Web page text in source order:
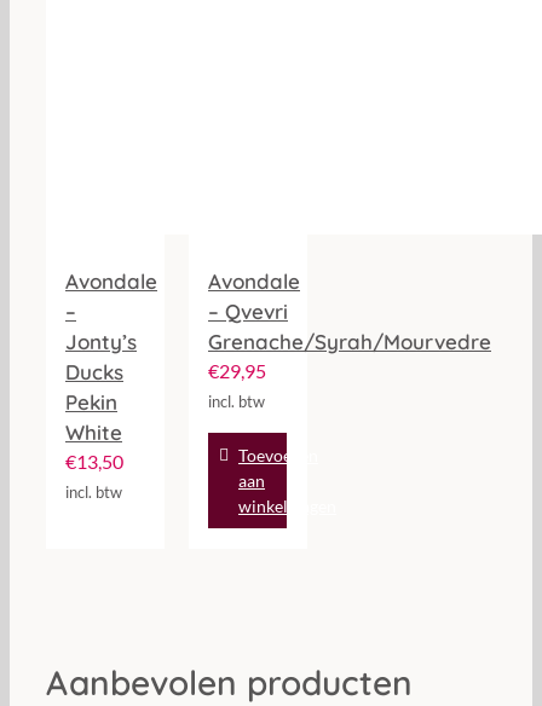
Avondale
–
Jonty’s
Ducks
Pekin
White
€13,50
incl. btw
Avondale
– Qvevri
Grenache/Syrah/Mourvedre
€29,95
incl. btw
Toevoegen
aan
winkelwagen
Aanbevolen producten